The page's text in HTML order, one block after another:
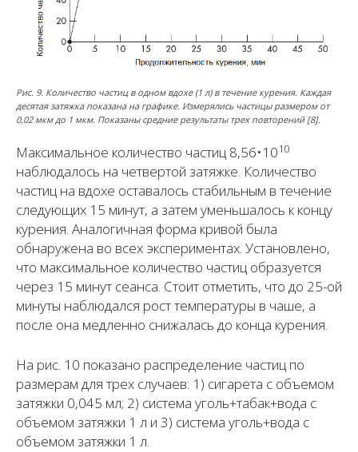
Рис. 9. Количество частиц в одном вдохе (1 л) в течение курения. Каждая
десятая затяжка показана на графике. Измерялись частицы размером от
0,02 мкм до 1 мкм. Показаны средние результаты трех повторений [8].
Максимальное количество частиц 8,56•1010
наблюдалось на четвертой затяжке. Количество
частиц на вдохе оставалось стабильным в течение
следующих 15 минут, а затем уменьшалось к концу
курения. Аналогичная форма кривой была
обнаружена во всех экспериментах. Установлено,
что максимальное количество частиц образуется
через 15 минут сеанса. Стоит отметить, что до 25-ой
минуты наблюдался рост температуры в чаше, а
после она медленно снижалась до конца курения.
На рис. 10 показано распределение частиц по
размерам для трех случаев: 1) сигарета с объемом
затяжки 0,045 мл; 2) система уголь+табак+вода с
объемом затяжки 1 л и 3) система уголь+вода с
объемом затяжки 1 л.